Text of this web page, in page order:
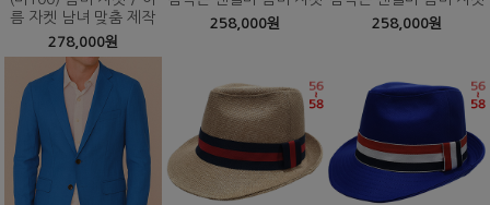
름 자켓 남녀 맞춤 제작
278,000원
258,000원 258,000원